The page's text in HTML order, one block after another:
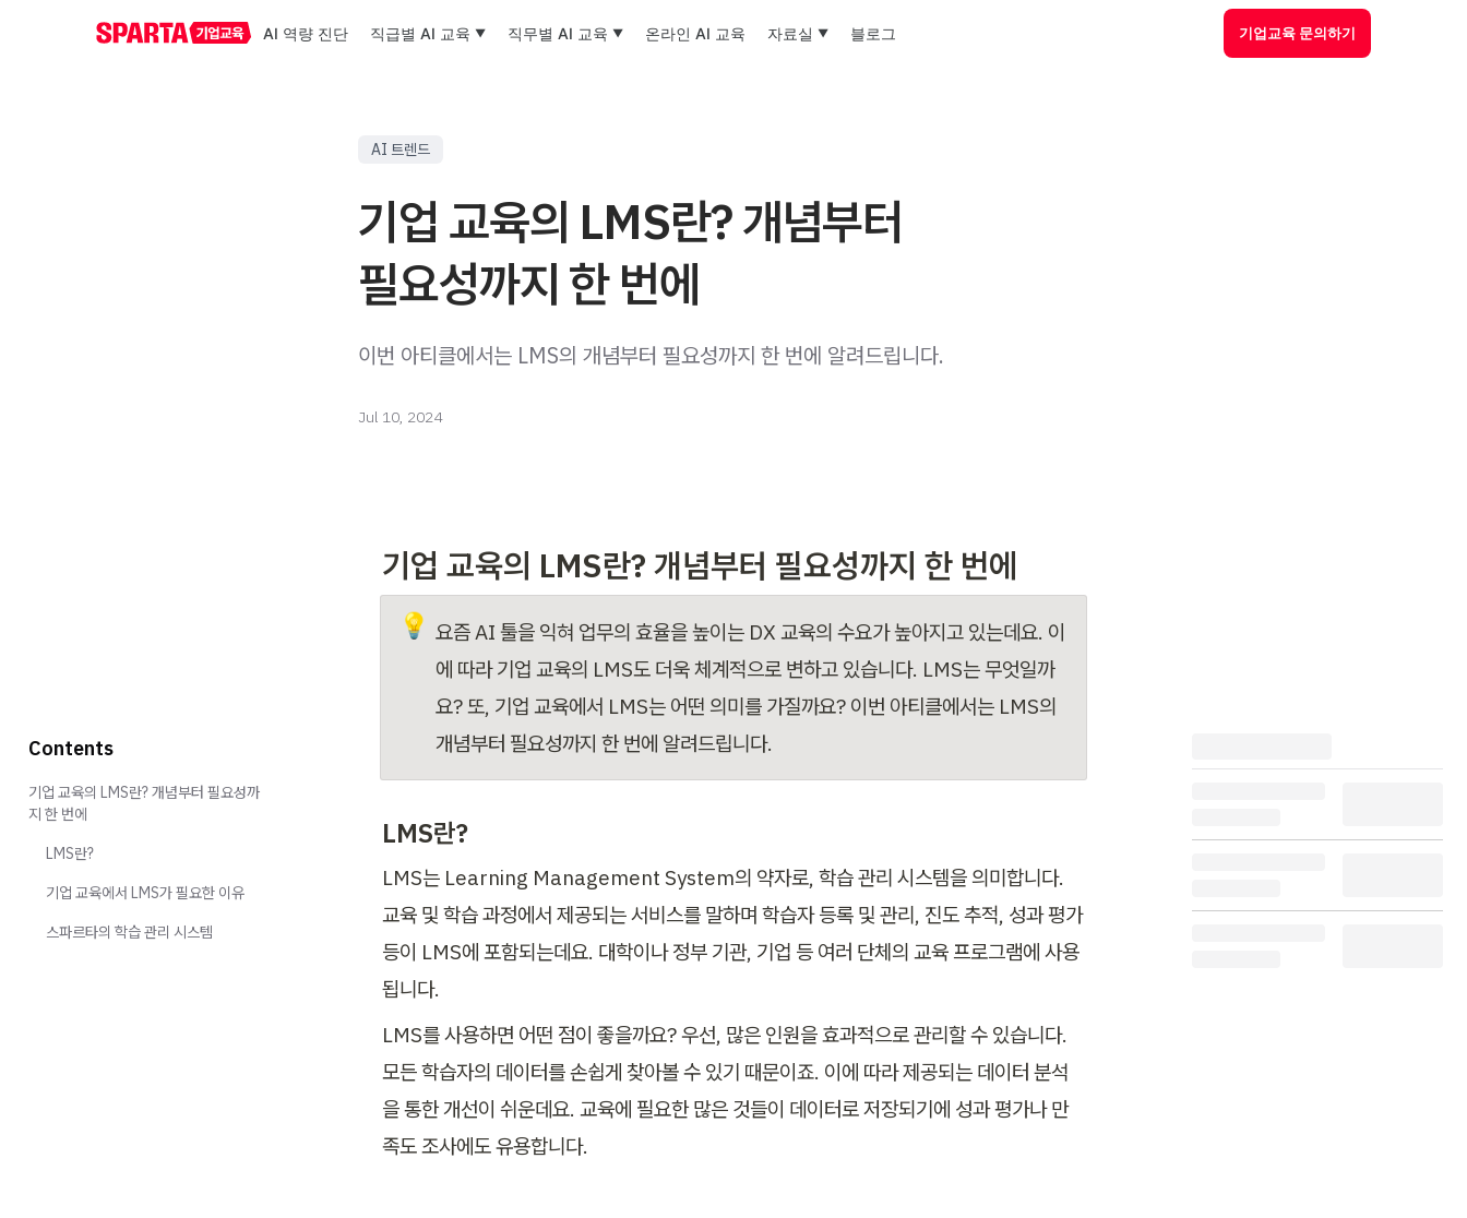
AI 역량 진단 직급별 AI 교육 직무별 AI 교육 온라인 AI 교육 자료실 블로그 기업교육 문의하기
AI 트렌드
기업 교육의 LMS란? 개념부터
필요성까지 한 번에
이번 아티클에서는 LMS의 개념부터 필요성까지 한 번에 알려드립니다.
Jul 10, 2024
기업 교육의 LMS란? 개념부터 필요성까지 한 번에
💡 요즘 AI 툴을 익혀 업무의 효율을 높이는 DX 교육의 수요가 높아지고 있는데요. 이
에 따라 기업 교육의 LMS도 더욱 체계적으로 변하고 있습니다. LMS는 무엇일까
요? 또, 기업 교육에서 LMS는 어떤 의미를 가질까요? 이번 아티클에서는 LMS의
개념부터 필요성까지 한 번에 알려드립니다.
LMS란?
LMS는 Learning Management System의 약자로, 학습 관리 시스템을 의미합니다.
교육 및 학습 과정에서 제공되는 서비스를 말하며 학습자 등록 및 관리, 진도 추적, 성과 평가
등이 LMS에 포함되는데요. 대학이나 정부 기관, 기업 등 여러 단체의 교육 프로그램에 사용
됩니다.
LMS를 사용하면 어떤 점이 좋을까요? 우선, 많은 인원을 효과적으로 관리할 수 있습니다.
모든 학습자의 데이터를 손쉽게 찾아볼 수 있기 때문이죠. 이에 따라 제공되는 데이터 분석
을 통한 개선이 쉬운데요. 교육에 필요한 많은 것들이 데이터로 저장되기에 성과 평가나 만
족도 조사에도 유용합니다.
Contents
기업 교육의 LMS란? 개념부터 필요성까
지 한 번에
LMS란?
기업 교육에서 LMS가 필요한 이유
스파르타의 학습 관리 시스템